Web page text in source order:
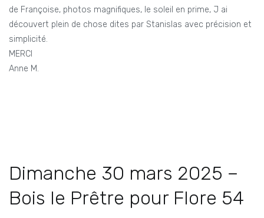
de Françoise, photos magnifiques, le soleil en prime, J ai
découvert plein de chose dites par Stanislas avec précision et
simplicité.
MERCI
Anne M.
Dimanche 30 mars 2025 –
Bois le Prêtre pour Flore 54